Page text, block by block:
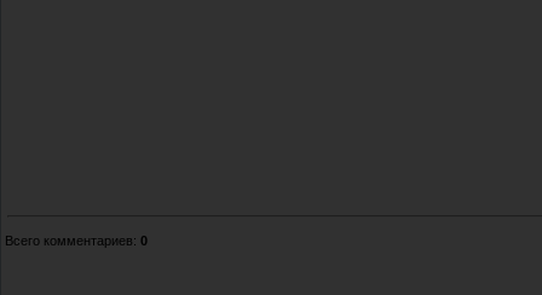
Всего комментариев: 0